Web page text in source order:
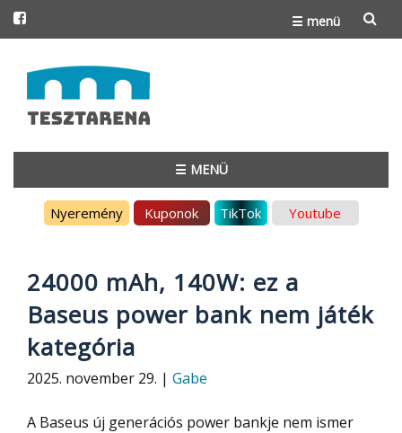
☰ menü
to
content
☰ MENÜ
Nyeremény Kuponok TikTok Youtube
24000 mAh, 140W: ez a
Baseus power bank nem játék
kategória
2025. november 29. | Gabe
A Baseus új generációs power bankje nem ismer